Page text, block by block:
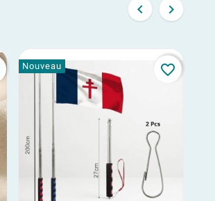
 
Nouveau favorite_border